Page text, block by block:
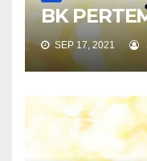
BK
SEP 17, 2021